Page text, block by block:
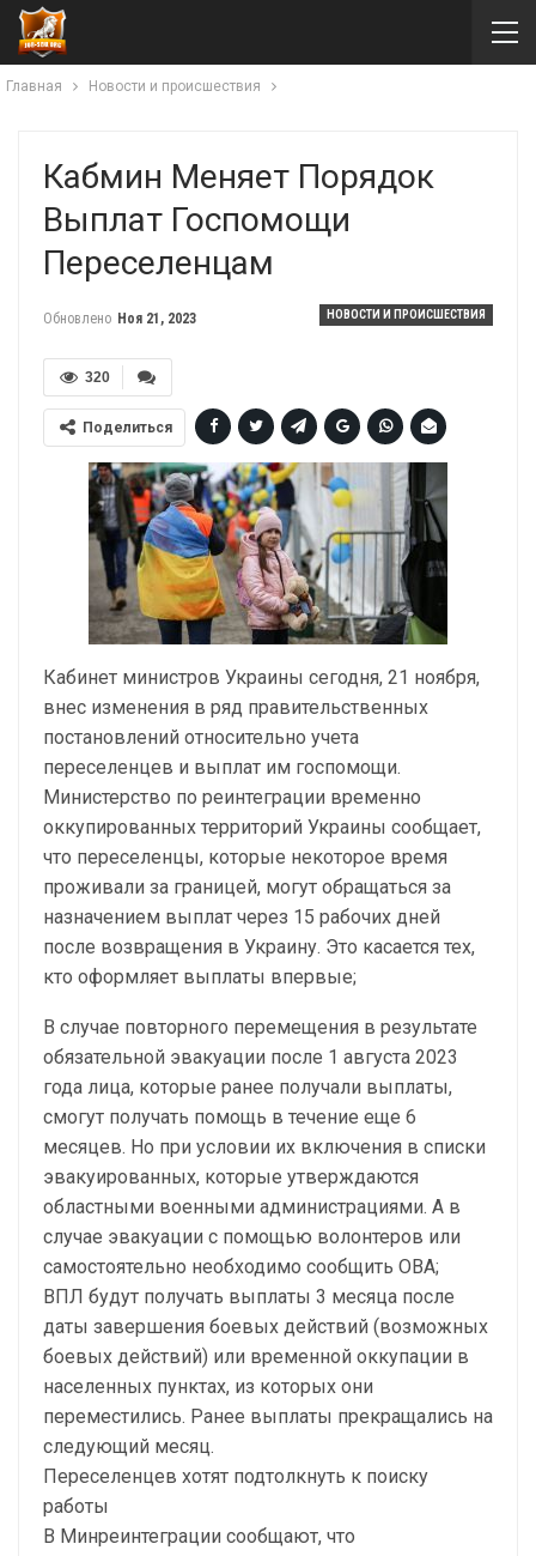
Главная Новости и происшествия
Кабмин Меняет Порядок
Выплат Госпомощи
Переселенцам
НОВОСТИ И ПРОИСШЕСТВИЯ
Обновлено Ноя 21, 2023
320
Поделиться
Кабинет министров Украины сегодня, 21 ноября,
внес изменения в ряд правительственных
постановлений относительно учета
переселенцев и выплат им госпомощи.
Министерство по реинтеграции временно
оккупированных территорий Украины сообщает,
что переселенцы, которые некоторое время
проживали за границей, могут обращаться за
назначением выплат через 15 рабочих дней
после возвращения в Украину. Это касается тех,
кто оформляет выплаты впервые;
В случае повторного перемещения в результате
обязательной эвакуации после 1 августа 2023
года лица, которые ранее получали выплаты,
смогут получать помощь в течение еще 6
месяцев. Но при условии их включения в списки
эвакуированных, которые утверждаются
областными военными администрациями. А в
случае эвакуации с помощью волонтеров или
самостоятельно необходимо сообщить ОВА;
ВПЛ будут получать выплаты 3 месяца после
даты завершения боевых действий (возможных
боевых действий) или временной оккупации в
населенных пунктах, из которых они
переместились. Ранее выплаты прекращались на
следующий месяц.
Переселенцев хотят подтолкнуть к поиску
работы
В Минреинтеграции сообщают, что